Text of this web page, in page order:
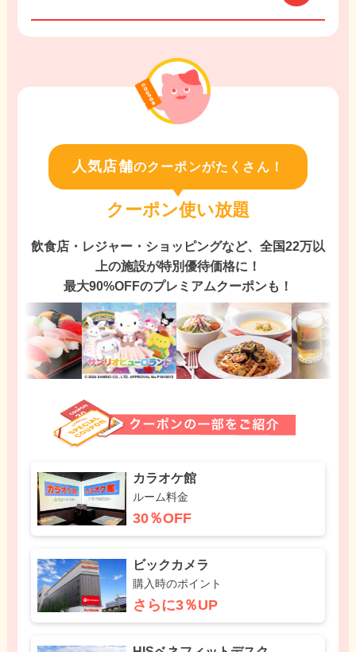
人気店舗のクーポンがたくさん！
クーポン使い放題
飲食店・レジャー・ショッピングなど、全国22万以
上の施設が特別優待価格に！
最大90%OFFのプレミアムクーポンも！
カラオケ館
ルーム料金
30％OFF
ビックカメラ
購入時のポイント
さらに3％UP